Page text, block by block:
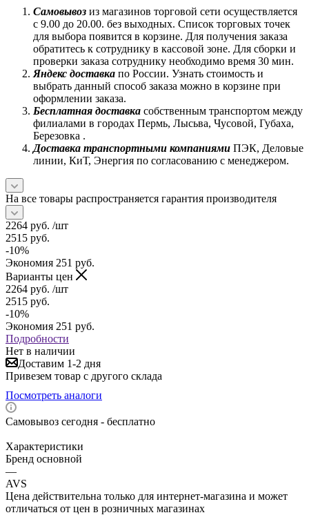
Самовывоз из магазинов торговой сети осуществляется
с 9.00 до 20.00. без выходных. Список торговых точек
для выбора появится в корзине. Для получения заказа
обратитесь к сотруднику в кассовой зоне. Для сборки и
проверки заказа сотруднику необходимо время 30 мин.
Яндекс доставка по России. Узнать стоимость и
выбрать данный способ заказа можно в корзине при
оформлении заказа.
Бесплатная доставка собственным транспортом между
филиалами в городах Пермь, Лысьва, Чусовой, Губаха,
Березовка .
Доставка транспортными компаниями ПЭК, Деловые
линии, КиТ, Энергия по согласованию с менеджером.
На все товары распространяется гарантия производителя
2264 руб. /шт
2515 руб.
-10%
Экономия 251 руб.
Варианты цен
2264 руб. /шт
2515 руб.
-10%
Экономия 251 руб.
Подробности
Нет в наличии
Доставим 1-2 дня
Привезем товар с другого склада
Посмотреть аналоги
Самовывоз сегодня - бесплатно
Характеристики
Бренд основной
—
AVS
Цена действительна только для интернет-магазина и может
отличаться от цен в розничных магазинах